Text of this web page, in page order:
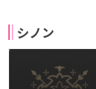
シノン